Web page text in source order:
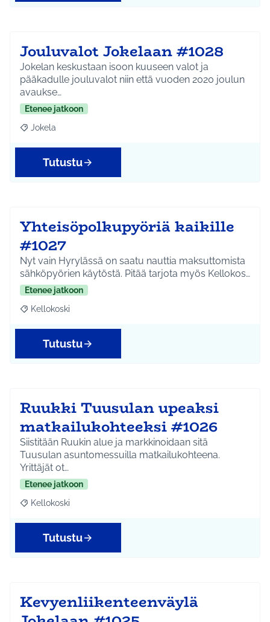
Jouluvalot Jokelaan #1028
Jokelan keskustaan isoon kuuseen valot ja
pääkadulle jouluvalot niin että vuoden 2020 joulun
avaukse…
Etenee jatkoon
Rajaa tulokset aihepiirin mukaan: Jokela
Jokela
Tutustu
Yhteisöpolkupyöriä kaikille
#1027
Nyt vain Hyrylässä on saatu nauttia maksuttomista
sähköpyörien käytöstä. Pitää tarjota myös Kellokos…
Etenee jatkoon
Rajaa tulokset aihepiirin mukaan: Kellokoski
Kellokoski
Tutustu
Ruukki Tuusulan upeaksi
matkailukohteeksi #1026
Siistitään Ruukin alue ja markkinoidaan sitä
Tuusulan asuntomessuilla matkailukohteena.
Yrittäjät ot…
Etenee jatkoon
Rajaa tulokset aihepiirin mukaan: Kellokoski
Kellokoski
Tutustu
Kevyenliikenteenväylä